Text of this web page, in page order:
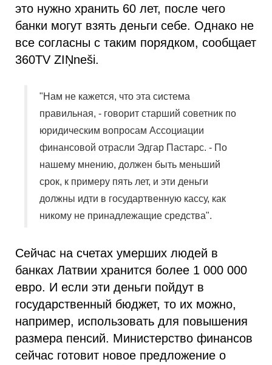
это нужно хранить 60 лет, после чего
банки могут взять деньги себе. Однако не
все согласны с таким порядком, сообщает
360TV ZIŅneši.
"Нам не кажется, что эта система
правильная, - говорит старший советник по
юридическим вопросам Ассоциации
финансовой отрасли Эдгар Пастарс. - По
нашему мнению, должен быть меньший
срок, к примеру пять лет, и эти деньги
должны идти в государтвенную кассу, как
никому не принадлежащие средства".
Сейчас на счетах умерших людей в
банках Латвии хранится более 1 000 000
евро. И если эти деньги пойдут в
государственный бюджет, то их можно,
например, использовать для повышения
размера пенсий. Министерство финансов
сейчас готовит новое предложение о